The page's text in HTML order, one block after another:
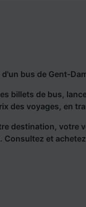
bus de Gent-
billets de bus,
des voyages, en
destination, votre
Consultez et